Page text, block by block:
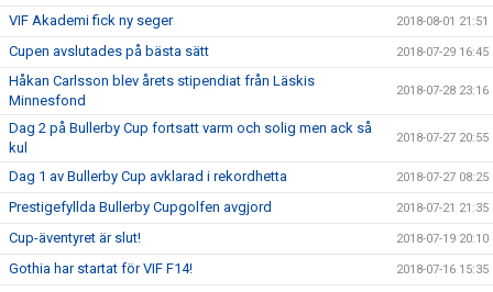
VIF Akademi fick ny seger 2018-08-01 21:51
Cupen avslutades på bästa sätt 2018-07-29 16:45
Håkan Carlsson blev årets stipendiat från Läskis
Minnesfond
2018-07-28 23:16
Dag 2 på Bullerby Cup fortsatt varm och solig men ack så
kul
2018-07-27 20:55
Dag 1 av Bullerby Cup avklarad i rekordhetta 2018-07-27 08:25
Prestigefyllda Bullerby Cupgolfen avgjord 2018-07-21 21:35
Cup-äventyret är slut! 2018-07-19 20:10
Gothia har startat för VIF F14! 2018-07-16 15:35